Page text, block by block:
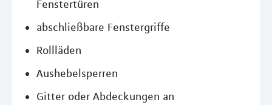
Fenstertüren
abschließbare Fenstergriffe
Rollläden
Aushebelsperren
Gitter oder Abdeckungen an